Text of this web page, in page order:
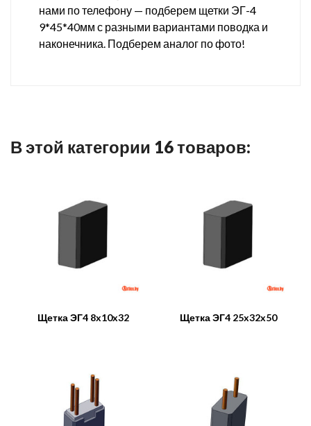
нами по телефону — подберем щетки ЭГ-4
9*45*40мм с разными вариантами поводка и
наконечника. Подберем аналог по фото!
В этой категории 16 товаров:
Щетка ЭГ4 8x10x32 Щетка ЭГ4 25x32x50